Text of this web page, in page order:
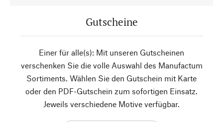
Gutscheine
Einer für alle(s): Mit unseren Gutscheinen
verschenken Sie die volle Auswahl des Manufactum
Sortiments. Wählen Sie den Gutschein mit Karte
oder den PDF-Gutschein zum sofortigen Einsatz.
Jeweils verschiedene Motive verfügbar.